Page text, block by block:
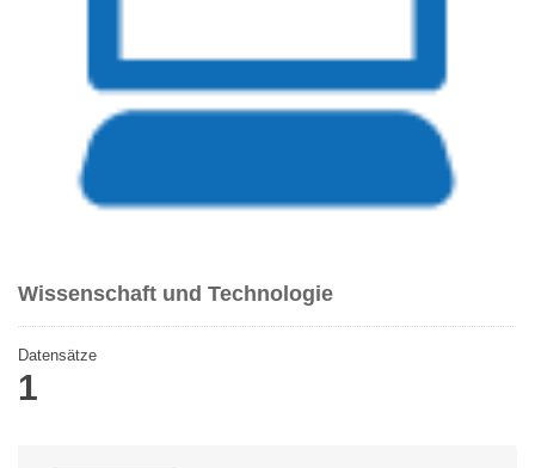
Wissenschaft und Technologie
Datensätze
1